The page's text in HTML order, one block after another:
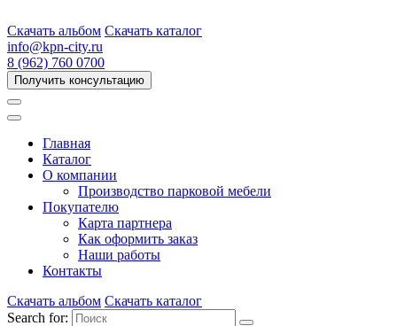
Скачать альбом Скачать каталог
info@kpn-city.ru
8 (962) 760 0700
Получить консультацию
Главная
Каталог
О компании
Производство парковой мебели
Покупателю
Карта партнера
Как оформить заказ
Наши работы
Контакты
Скачать альбом Скачать каталог
Search for: